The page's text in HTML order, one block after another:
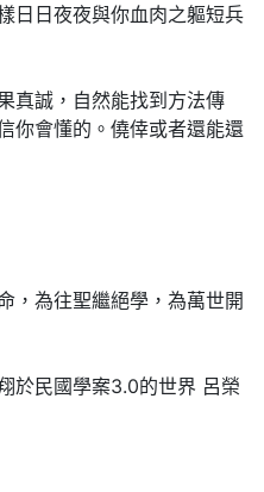
日日夜夜與你血肉之軀短兵
真誠，自然能找到方法傳
你會懂的。僥倖或者還能還
，為往聖繼絕學，為萬世開
於民國學案3.0的世界 呂榮